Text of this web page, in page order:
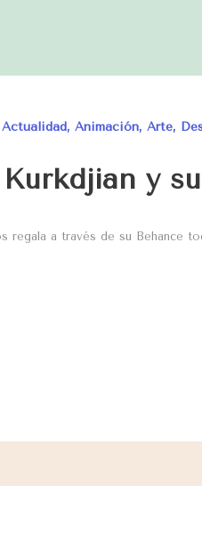
Actualidad, Animación, Arte,
y
regala a través de su Behance